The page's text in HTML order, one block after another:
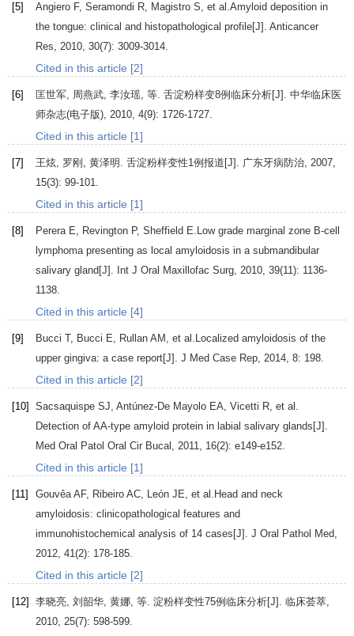
[5] Angiero F, Seramondi R, Magistro S, et al.Amyloid deposition in
the tongue: clinical and histopathological profile[J]. Anticancer
Res, 2010, 30(7): 3009-3014.
Cited in this article [2]
[6] 匡世军, 周燕武, 李汝瑶, 等. 舌淀粉样变8例临床分析[J]. 中华临床医
师杂志(电子版), 2010, 4(9): 1726-1727.
Cited in this article [1]
[7] 王炫, 罗刚 , 黄泽明 . 舌淀粉样变性1例报道[J]. 广东牙病防治, 2007,
15(3): 99-101.
Cited in this article [1]
[8] Perera E, Revington P, Sheffield E.Low grade marginal zone B-cell
lymphoma presenting as local amyloidosis in a submandibular
salivary gland[J]. Int J Oral Maxillofac Surg, 2010, 39(11): 1136-
1138.
Cited in this article [4]
[9] Bucci T, Bucci E, Rullan AM , et al.Localized amyloidosis of the
upper gingiva: a case report[J]. J Med Case Rep, 2014, 8: 198.
Cited in this article [2]
[10] Sacsaquispe SJ, Antúnez-De Mayolo EA, Vicetti R, et al.
Detection of AA-type amyloid protein in labial salivary glands[J].
Med Oral Patol Oral Cir Bucal , 2011, 16(2): e149-e152.
Cited in this article [1]
[11] Gouvêa AF, Ribeiro AC, León JE, et al.Head and neck
amyloidosis: clinicopathological features and
immunohistochemical analysis of 14 cases[J]. J Oral Pathol Med,
2012, 41(2): 178-185.
Cited in this article [2]
[12] 李晓亮, 刘韶华, 黄娜, 等. 淀粉样变性75例临床分析[J]. 临床荟萃,
2010, 25(7): 598-599.